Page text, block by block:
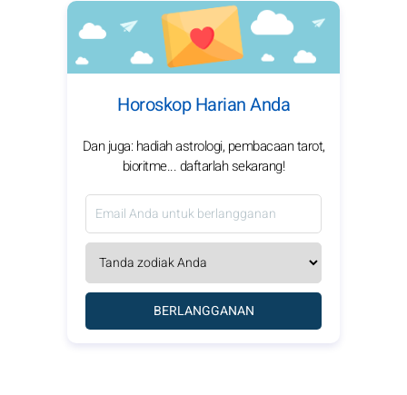
Horoskop Harian Anda
Dan juga: hadiah astrologi, pembacaan tarot,
bioritme... daftarlah sekarang!
BERLANGGANAN